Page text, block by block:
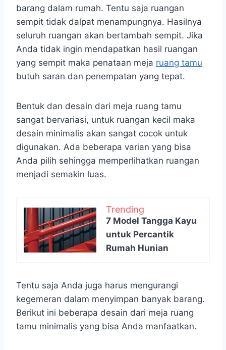
barang dalam rumah. Tentu saja ruangan
sempit tidak dalpat menampungnya. Hasilnya
seluruh ruangan akan bertambah sempit. Jika
Anda tidak ingin mendapatkan hasil ruangan
yang sempit maka penataan meja ruang tamu
butuh saran dan penempatan yang tepat.
Bentuk dan desain dari meja ruang tamu
sangat bervariasi, untuk ruangan kecil maka
desain minimalis akan sangat cocok untuk
digunakan. Ada beberapa varian yang bisa
Anda pilih sehingga memperlihatkan ruangan
menjadi semakin luas.
Trending
7 Model Tangga Kayu
untuk Percantik
Rumah Hunian
Tentu saja Anda juga harus mengurangi
kegemeran dalam menyimpan banyak barang.
Berikut ini beberapa desain dari meja ruang
tamu minimalis yang bisa Anda manfaatkan.